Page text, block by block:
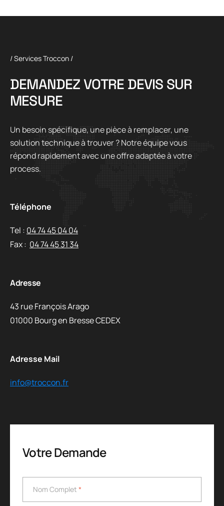
/ Services Troccon /
DEMANDEZVOTRE DEVIS SUR
MESURE
Un besoin spécifique, une pièce à remplacer, une
solution technique à trouver ? Notre équipe vous
répond rapidement avec une offre adaptée à votre
process.
Téléphone
Tel : 04 74 45 04 04
Fax : 04 74 45 31 34
Adresse
43 rue François Arago
01000 Bourg en Bresse CEDEX
Adresse Mail
info@troccon.fr
Votre Demande
Nom Complet *